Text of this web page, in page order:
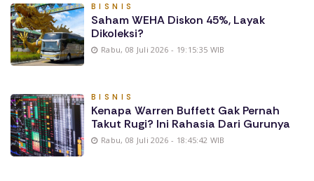
BISNIS
Saham WEHA Diskon 45%, Layak
Dikoleksi?
Rabu, 08 Juli 2026 - 19:15:35 WIB
BISNIS
Kenapa Warren Buffett Gak Pernah
Takut Rugi? Ini Rahasia Dari Gurunya
Rabu, 08 Juli 2026 - 18:45:42 WIB